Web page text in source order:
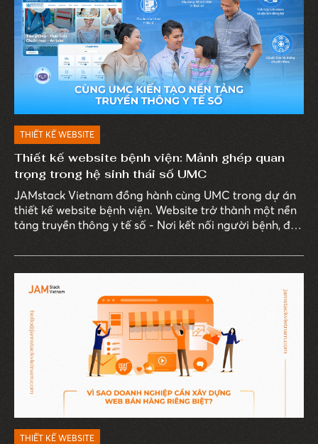
THIẾT KẾ WEBSITE
Thiết kế website bệnh viện: Mảnh ghép quan
trọng trong hệ sinh thái số UMC
JAMstack Vietnam đồng hành cùng UMC trong dự án
thiết kế website bệnh viện. Website trở thành một nền
tảng truyền thông y tế số - Nơi kết nối người bệnh, đội
thông chuyên môn.
THIẾT KẾ WEBSITE